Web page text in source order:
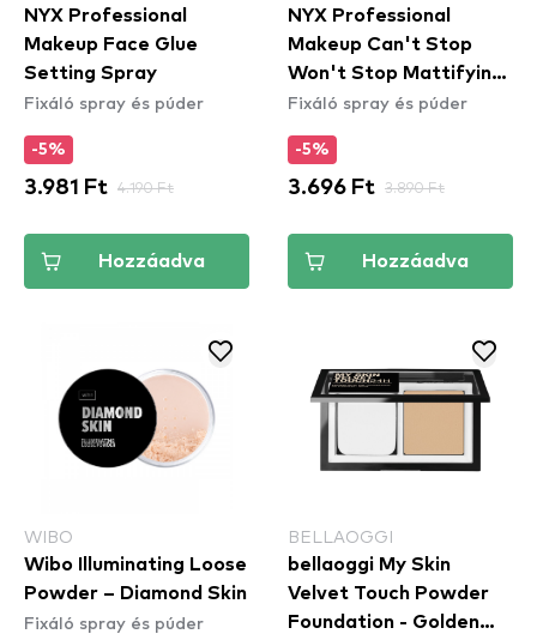
NYX Professional
Makeup Face Glue
Setting Spray
Fixáló spray és púder
-5%
3.981 Ft 4.190 Ft
Hozzáadva
NYX Professional
Makeup Can't Stop
Won't Stop Mattifying
Powder - Bright Peach
Fixáló spray és púder
-5%
3.696 Ft 3.890 Ft
Hozzáadva
WIBO
Wibo Illuminating Loose
Powder – Diamond Skin
Fixáló spray és púder
BELLAOGGI
bellaoggi My Skin
Velvet Touch Powder
Foundation - Golden